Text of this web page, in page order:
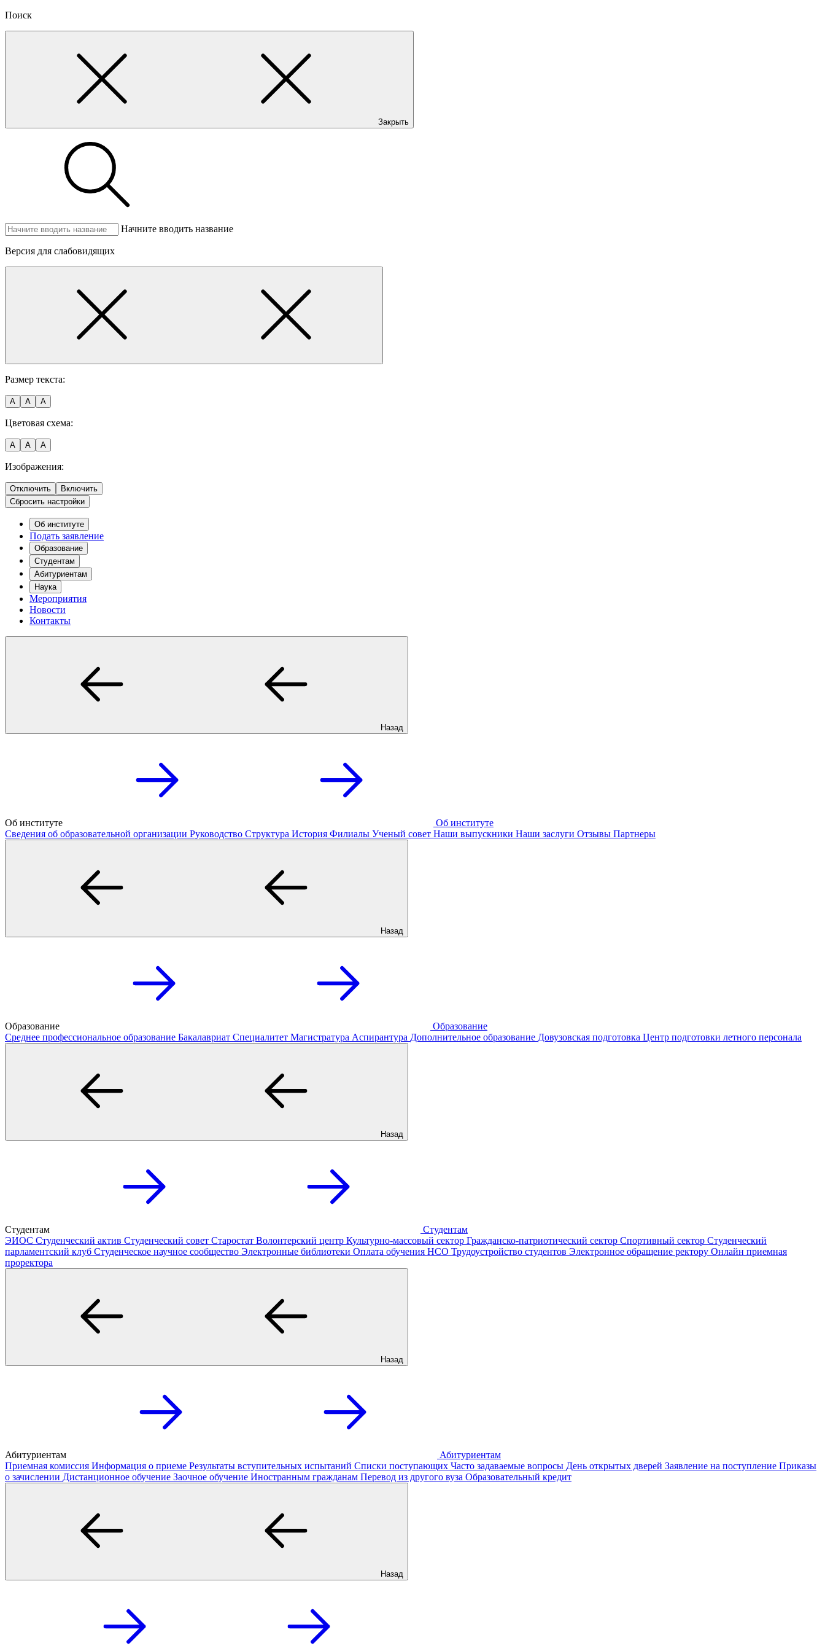
Поиск
Закрыть
Начните вводить название
Версия для слабовидящих
Размер текста:
A A A
Цветовая схема:
A A A
Изображения:
Отключить
Включить
Сбросить настройки
Об институте
Подать заявление
Образование
Студентам
Абитуриентам
Наука
Мероприятия
Новости
Контакты
Назад
Об институте
Об институте
Сведения об образовательной организации Руководство Структура История Филиалы Ученый совет Наши выпускники Наши заслуги Отзывы Партнеры
Назад
Образование
Образование
Среднее профессиональное образование Бакалавриат Специалитет Магистратура Аспирантура Дополнительное образование Довузовская подготовка Центр подготовки летного персонала
Назад
Студентам
Студентам
ЭИОС Студенческий актив Студенческий совет Старостат Волонтерский центр Культурно-массовый сектор Гражданско-патриотический сектор Спортивный сектор Студенческий
парламентский клуб Студенческое научное сообщество Электронные библиотеки Оплата обучения НСО Трудоустройство студентов Электронное обращение ректору Онлайн приемная
проректора
Назад
Абитуриентам
Абитуриентам
Приемная комиссия Информация о приеме Результаты вступительных испытаний Списки поступающих Часто задаваемые вопросы День открытых дверей Заявление на поступление Приказы
о зачислении Дистанционное обучение Заочное обучение Иностранным гражданам Перевод из другого вуза Образовательный кредит
Назад